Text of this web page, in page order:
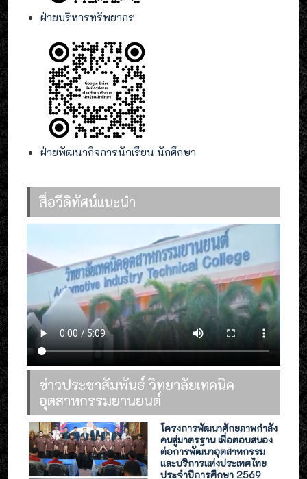
ฝ่ายบริหารทรัพยากร
ฝ่ายพัฒนากิจการนักเรียน นักศึกษา
สื่อวีดิทัศน์แนะนำ
ข่าวประชาสัมพันธ์ วิทยาลัยเทคนิค
อุตสาหกรรมยานยนต์
โครงการพัฒนาศักยภาพกำลัง
คนสู่มาตรฐาน เพื่อตอบสนอง
ต่อการพัฒนาอุตสาหกรรม
และบริการแห่งประเทศไทย
ประจำปีการศึกษา 2569